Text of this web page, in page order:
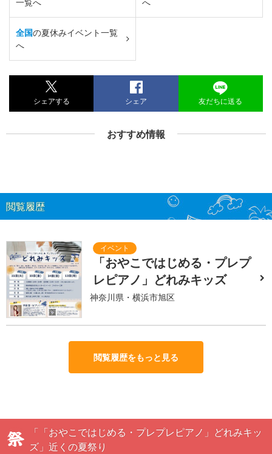
全国の夏休みイベント一覧
へ
シェアする シェア 友だちに送る
おすすめ情報
閲覧履歴
「おやこではじめる・プレプ
レピアノ」どれみキッズ
神奈川県・横浜市旭区
閲覧履歴をもっと見る
「「おやこではじめる・プレプレピアノ」どれみキッ
ズ」近くの夏祭り